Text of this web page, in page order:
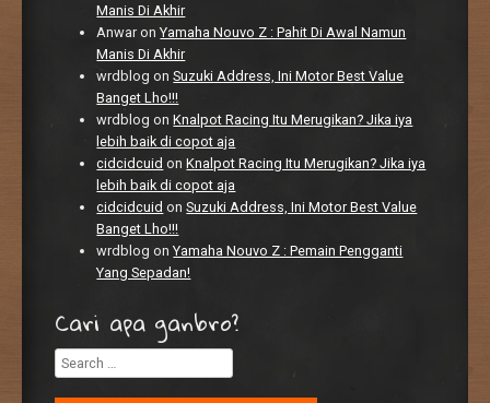
Manis Di Akhir
Anwar onYamaha Nouvo Z : Pahit Di Awal Namun
Manis Di Akhir
wrdblog onSuzuki Address, Ini Motor Best Value
Banget Lho!!!
wrdblog onKnalpot Racing Itu Merugikan? Jika iya
lebih baik di copot aja
cidcidcuid onKnalpot Racing Itu Merugikan? Jika iya
lebih baik di copot aja
cidcidcuid onSuzuki Address, Ini Motor Best Value
Banget Lho!!!
wrdblog onYamaha Nouvo Z : Pemain Pengganti
Yang Sepadan!
Cari apa ganbro?
Search